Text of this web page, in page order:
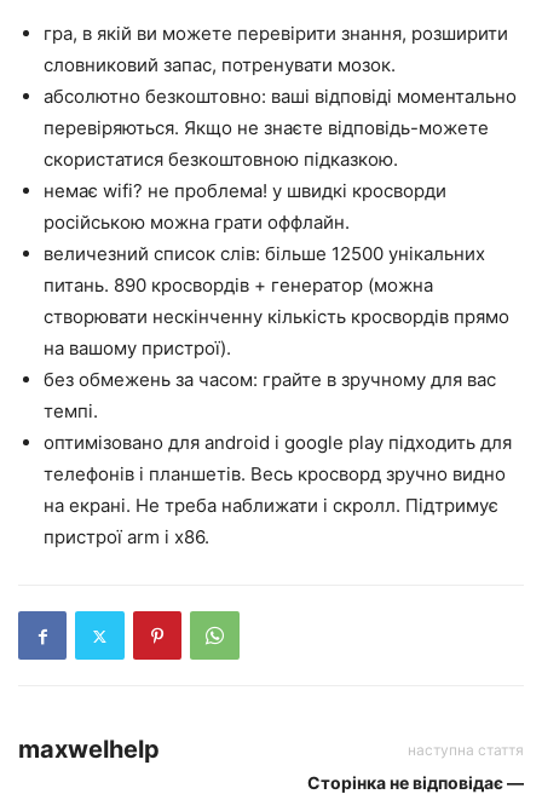
гра, в якій ви можете перевірити знання, розширити
словниковий запас, потренувати мозок.
абсолютно безкоштовно: ваші відповіді моментально
перевіряються. Якщо не знаєте відповідь-можете
скористатися безкоштовною підказкою.
немає wifi? не проблема! у швидкі кросворди
російською можна грати оффлайн.
величезний список слів: більше 12500 унікальних
питань. 890 кросвордів + генератор (можна
створювати нескінченну кількість кросвордів прямо
на вашому пристрої).
без обмежень за часом: грайте в зручному для вас
темпі.
оптимізовано для android і google play підходить для
телефонів і планшетів. Весь кросворд зручно видно
на екрані. Не треба наближати і скролл. Підтримує
пристрої arm і x86.
наступна стаття
Сторінка не відповідає —
maxwelhelp